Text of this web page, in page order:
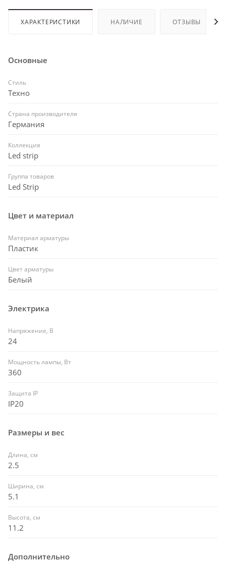
ХАРАКТЕРИСТИКИ НАЛИЧИЕ ОТЗЫВЫ
Основные
Стиль
Техно
Страна производителя
Германия
Коллекция
Led strip
Группа товаров
Led Strip
Цвет и материал
Материал арматуры
Пластик
Цвет арматуры
Белый
Электрика
Напряжение, В
24
Мощность лампы, Вт
360
Защита IP
IP20
Размеры и вес
Длина, см
2.5
Ширина, см
5.1
Высота, см
11.2
Дополнительно